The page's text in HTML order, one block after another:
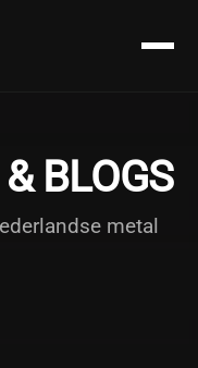
BLOGS
metal